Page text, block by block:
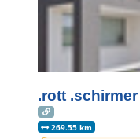
.rott
269.55 km